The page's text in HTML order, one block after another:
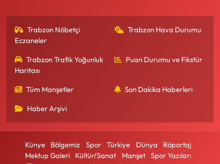
Trabzon Nöbetçi
Eczaneler
Trabzon Hava Durumu
Trabzon Trafik Yoğunluk
Haritası
Puan Durumu ve Fikstür
Tüm Manşetler Son Dakika Haberleri
Haber Arşivi
Künye Bölgemiz Spor Türkiye Dünya
Röportaj
Mektup Galeri
Kültür/Sanat Manşet
Spor Yazıları